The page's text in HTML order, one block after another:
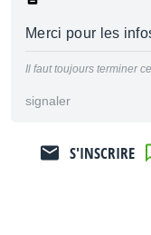
Merci pour les
Il faut toujours terminer
signaler
S'INSCRIRE